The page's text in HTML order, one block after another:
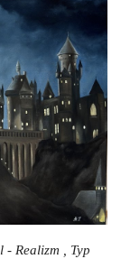
- Realizm , Typ